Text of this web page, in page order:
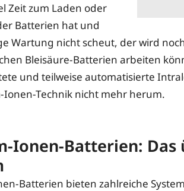
Zeit zum Laden oder
Batterien hat und
Wartung nicht scheut, der wird
Bleisäure-Batterien arbeiten
und teilweise automatisierte
Ionen-Technik nicht mehr herum.
Ionen-Batterien: Das
Batterien bieten zahlreiche